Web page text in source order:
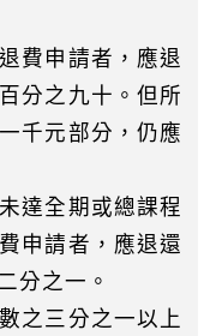
費申請者，應退
分之九十。但所
千元部分，仍應
達全期或總課程
申請者，應退還
分之一。
之三分之一以上